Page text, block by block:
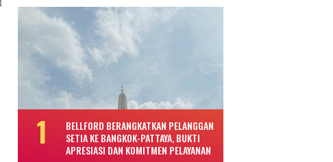
BELLFORD BERANGKATKAN PELANGGAN
SETIA KE BANGKOK-PATTAYA, BUKTI
APRESIASI DAN KOMITMEN PELAYANAN